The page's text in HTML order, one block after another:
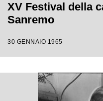
XV Festival della
Sanremo
30 GENNAIO 1965